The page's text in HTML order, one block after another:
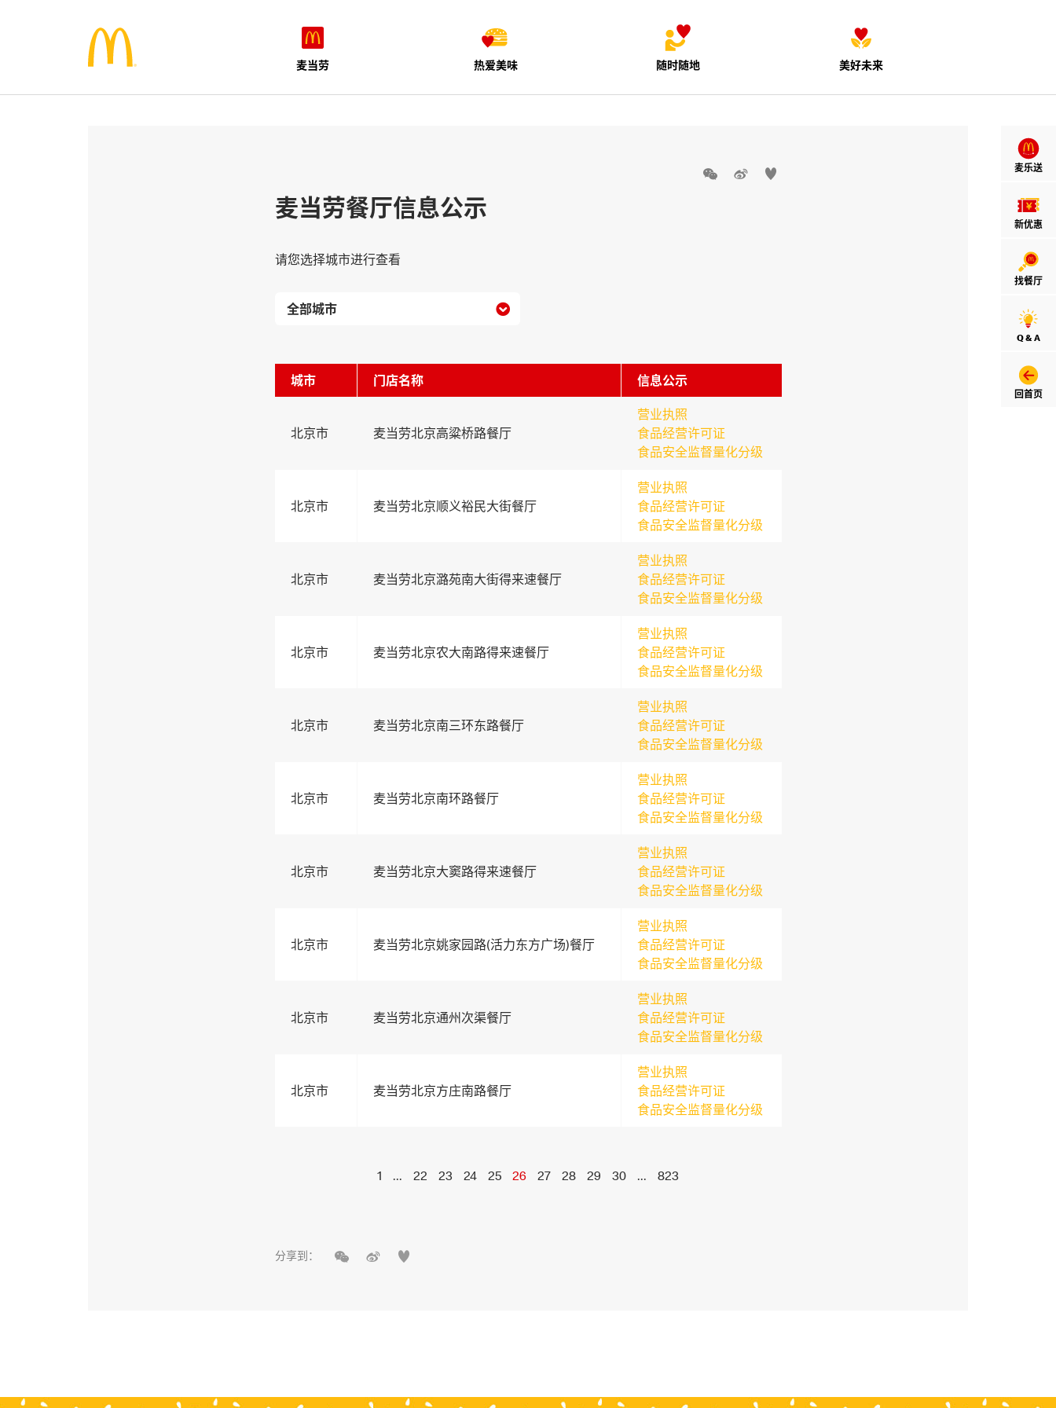
麦当劳 热爱美味 随时随地 美好未来
麦乐送
新优惠
找餐厅
Q & A
回首页
  
麦当劳餐厅信息公示
请您选择城市进行查看

城市 门店名称 信息公示
北京市 麦当劳北京高粱桥路餐厅
营业执照
食品经营许可证
食品安全监督量化分级
北京市 麦当劳北京顺义裕民大街餐厅
营业执照
食品经营许可证
食品安全监督量化分级
北京市 麦当劳北京潞苑南大街得来速餐厅
营业执照
食品经营许可证
食品安全监督量化分级
北京市 麦当劳北京农大南路得来速餐厅
营业执照
食品经营许可证
食品安全监督量化分级
北京市 麦当劳北京南三环东路餐厅
营业执照
食品经营许可证
食品安全监督量化分级
北京市 麦当劳北京南环路餐厅
营业执照
食品经营许可证
食品安全监督量化分级
北京市 麦当劳北京大窦路得来速餐厅
营业执照
食品经营许可证
食品安全监督量化分级
北京市 麦当劳北京姚家园路(活力东方广场)餐厅
营业执照
食品经营许可证
食品安全监督量化分级
北京市 麦当劳北京通州次渠餐厅
营业执照
食品经营许可证
食品安全监督量化分级
北京市 麦当劳北京方庄南路餐厅
营业执照
食品经营许可证
食品安全监督量化分级
1 ... 22 23 24 25 26 27 28 29 30 ... 823
分享到：   